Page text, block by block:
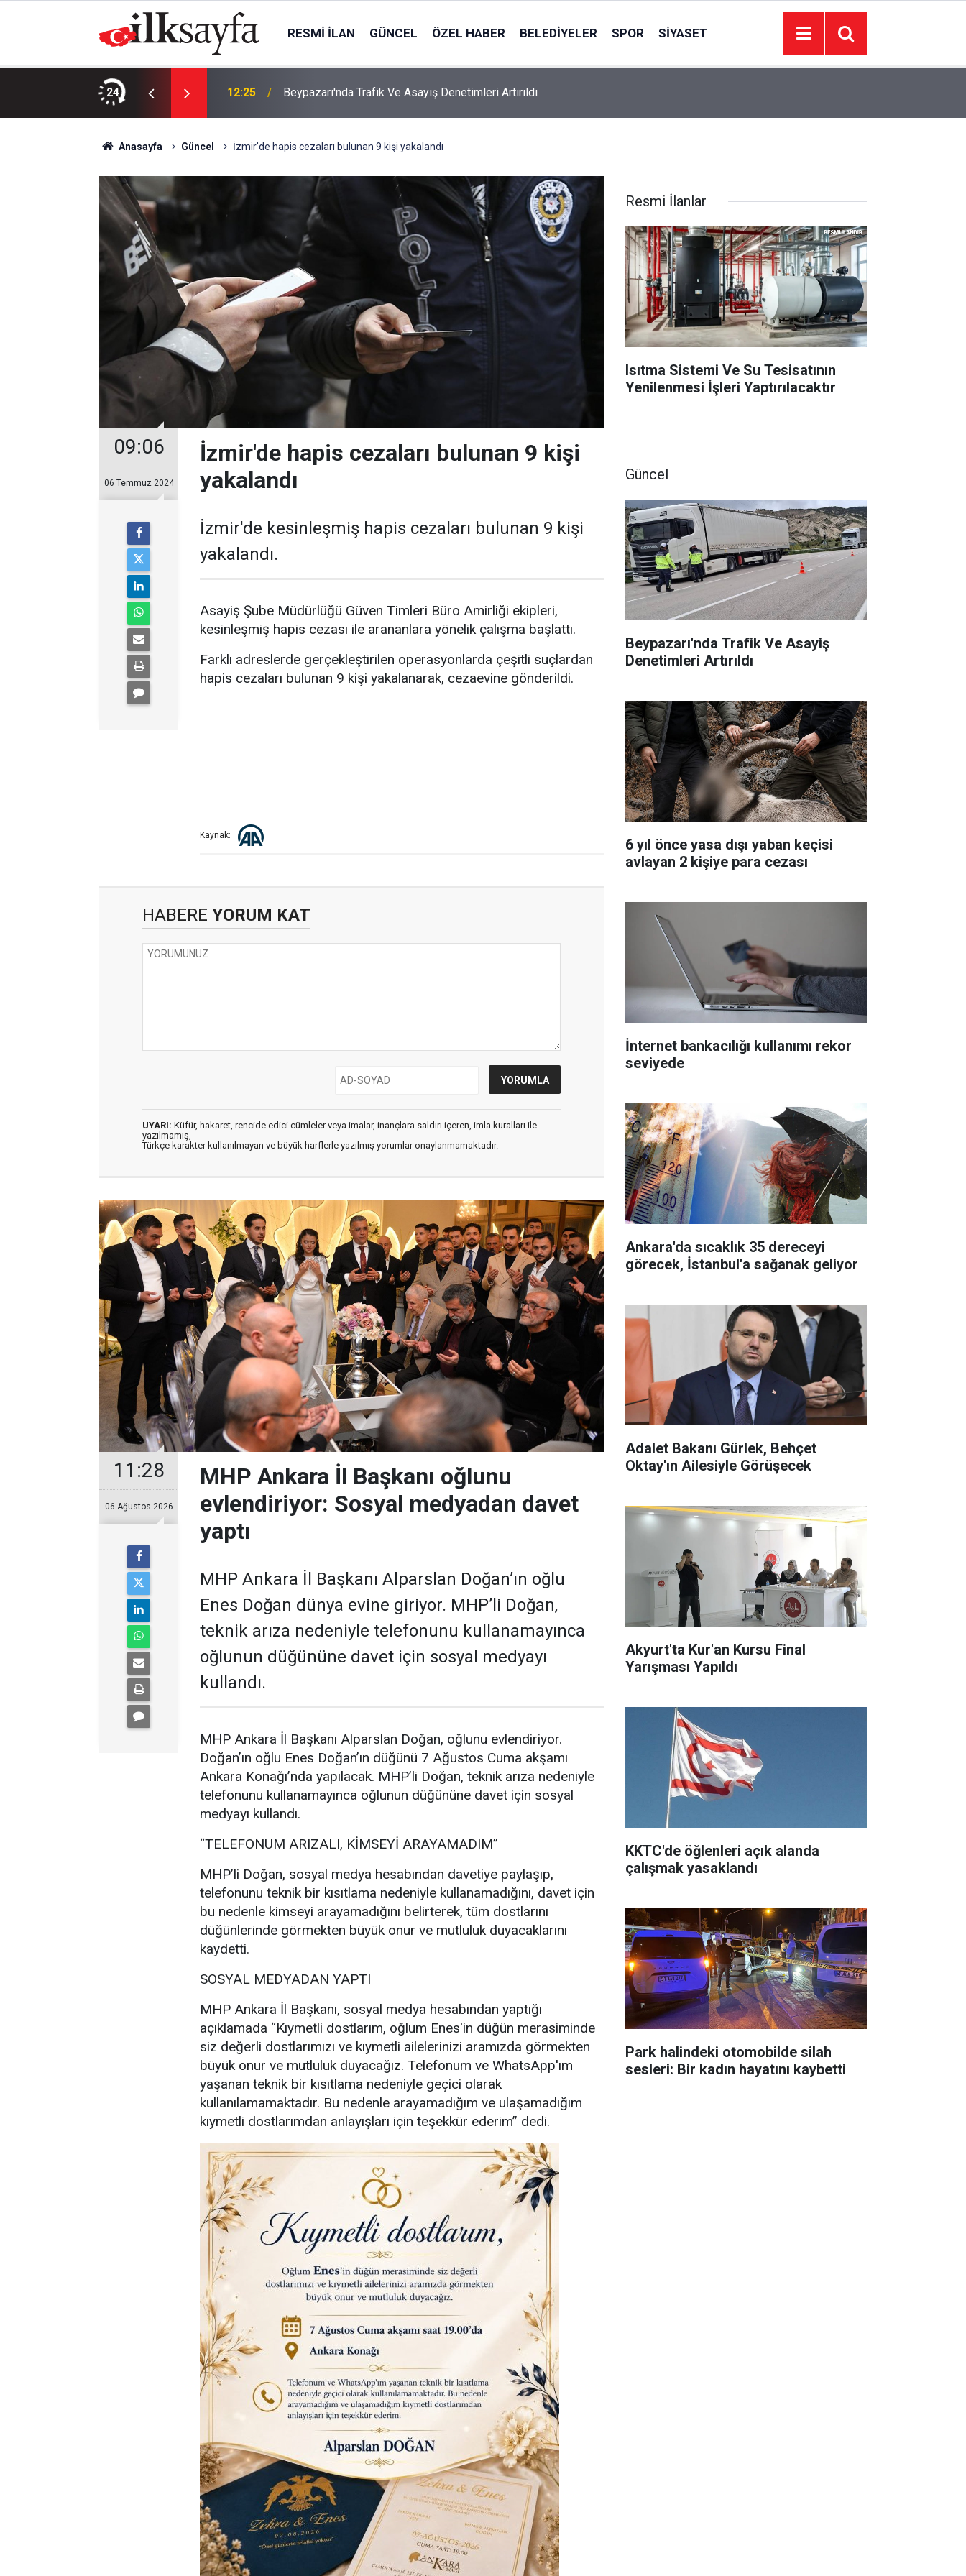
RESMI İLAN GÜNCEL ÖZEL HABER BELEDIYELER SPOR SIYASET
24 12:25 Beypazarı'nda Trafik Ve Asayiş Denetimleri Artırıldı
Anasayfa Güncel İzmir'de hapis cezaları bulunan 9 kişi yakalandı
09:06
06 Temmuz 2024
İzmir'de hapis cezaları bulunan 9 kişi
yakalandı
İzmir'de kesinleşmiş hapis cezaları bulunan 9 kişi
yakalandı.
Asayiş Şube Müdürlüğü Güven Timleri Büro Amirliği ekipleri,
kesinleşmiş hapis cezası ile arananlara yönelik çalışma başlattı.
Farklı adreslerde gerçekleştirilen operasyonlarda çeşitli suçlardan
hapis cezaları bulunan 9 kişi yakalanarak, cezaevine gönderildi.
Kaynak:
HABERE YORUM KAT
UYARI: Küfür, hakaret, rencide edici cümleler veya imalar, inançlara saldırı içeren, imla kuralları ile
yazılmamış,
Türkçe karakter kullanılmayan ve büyük harflerle yazılmış yorumlar onaylanmamaktadır.
11:28
06 Ağustos 2026
MHP Ankara İl Başkanı oğlunu
evlendiriyor: Sosyal medyadan davet
yaptı
MHP Ankara İl Başkanı Alparslan Doğan’ın oğlu
Enes Doğan dünya evine giriyor. MHP’li Doğan,
teknik arıza nedeniyle telefonunu kullanamayınca
oğlunun düğününe davet için sosyal medyayı
kullandı.
MHP Ankara İl Başkanı Alparslan Doğan, oğlunu evlendiriyor.
Doğan’ın oğlu Enes Doğan’ın düğünü 7 Ağustos Cuma akşamı
Ankara Konağı’nda yapılacak. MHP’li Doğan, teknik arıza nedeniyle
telefonunu kullanamayınca oğlunun düğününe davet için sosyal
medyayı kullandı.
“TELEFONUM ARIZALI, KİMSEYİ ARAYAMADIM”
MHP’li Doğan, sosyal medya hesabından davetiye paylaşıp,
telefonunu teknik bir kısıtlama nedeniyle kullanamadığını, davet için
bu nedenle kimseyi arayamadığını belirterek, tüm dostlarını
düğünlerinde görmekten büyük onur ve mutluluk duyacaklarını
kaydetti.
SOSYAL MEDYADAN YAPTI
MHP Ankara İl Başkanı, sosyal medya hesabından yaptığı
açıklamada “Kıymetli dostlarım, oğlum Enes'in düğün merasiminde
siz değerli dostlarımızı ve kıymetli ailelerinizi aramızda görmekten
büyük onur ve mutluluk duyacağız. Telefonum ve WhatsApp'ım
yaşanan teknik bir kısıtlama nedeniyle geçici olarak
kullanılamamaktadır. Bu nedenle arayamadığım ve ulaşamadığım
kıymetli dostlarımdan anlayışları için teşekkür ederim” dedi.
Resmi İlanlar
Isıtma Sistemi Ve Su Tesisatının
Yenilenmesi İşleri Yaptırılacaktır
Güncel
Beypazarı'nda Trafik Ve Asayiş
Denetimleri Artırıldı
6 yıl önce yasa dışı yaban keçisi
avlayan 2 kişiye para cezası
İnternet bankacılığı kullanımı rekor
seviyede
Ankara'da sıcaklık 35 dereceyi
görecek, İstanbul'a sağanak geliyor
Adalet Bakanı Gürlek, Behçet
Oktay'ın Ailesiyle Görüşecek
Akyurt'ta Kur'an Kursu Final
Yarışması Yapıldı
KKTC'de öğlenleri açık alanda
çalışmak yasaklandı
Park halindeki otomobilde silah
sesleri: Bir kadın hayatını kaybetti